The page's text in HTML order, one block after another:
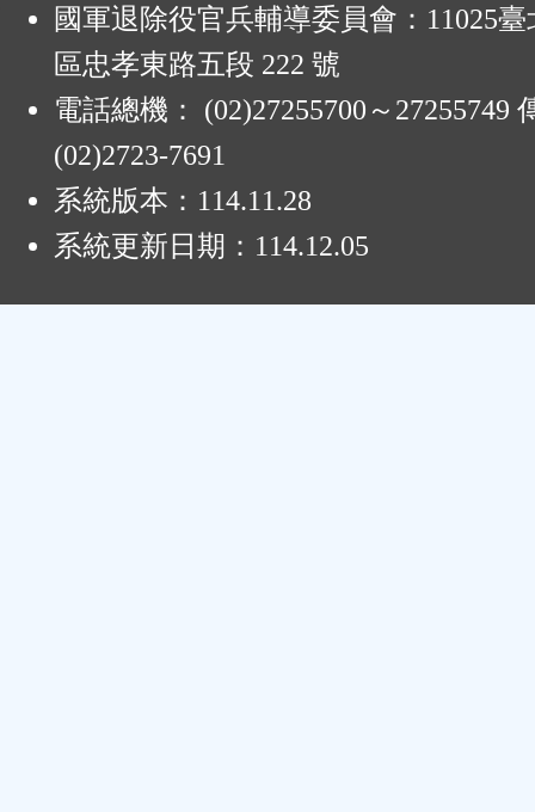
國軍退除役官兵輔導委員會：11025
區忠孝東路五段 222 號
電話總機： (02)27255700～27255749
(02)2723-7691
系統版本： 114.11.28
系統更新日期： 114.12.05